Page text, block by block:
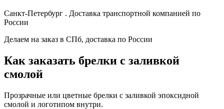
Санкт-Петербург . Доставка транспортной компанией по
России
Делаем на заказ в СПб, доставка по России
Как заказать брелки с заливкой
смолой
Прозрачные или цветные брелки с заливкой эпоксидной
смолой и логотипом внутри.